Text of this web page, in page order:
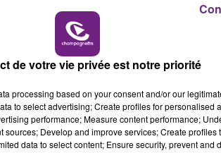
15h00 - 19h00
CLUB CHAMPAGNE FM
assurer la traite et le soin des
de votre vie privée est notre priorité
processing based on your consent and/or our
to select advertising; Create profiles for personalised
performance; Measure content performance;
sources; Develop and improve services; Create
data to select content; Ensure security, prevent and